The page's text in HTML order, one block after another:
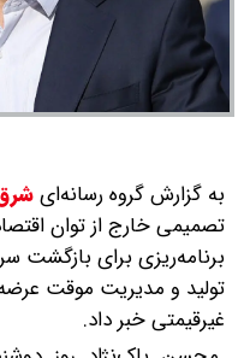
به گزارش گروه رسانه‌ای
تصمیمی خارج از توان
برنامه‌ریزی برای بازگشت
تولید و مدیریت موقت
غیرقیمتی خبر داد.